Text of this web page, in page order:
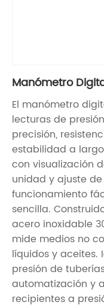
Manómetro
El manómetro
lecturas de
precisión,
estabilidad a
con visualización
unidad y ajuste
funcionamiento
sencilla.
acero inoxidable
mide medios no
líquidos y aceites.
presión de
automatización y
recipientes a